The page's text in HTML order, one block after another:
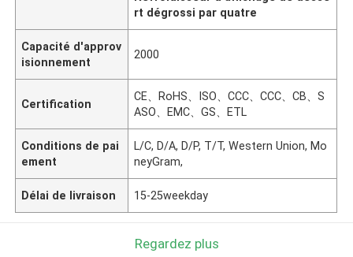
rt dégrossi par quatre
Capacité d'approv
isionnement
2000
Certification
CE、RoHS、ISO、CCC、CCC、CB、S
ASO、EMC、GS、ETL
Conditions de pai
ement
L/C, D/A, D/P, T/T, Western Union, Mo
neyGram,
Délai de livraison 15-25weekday
Regardez plus